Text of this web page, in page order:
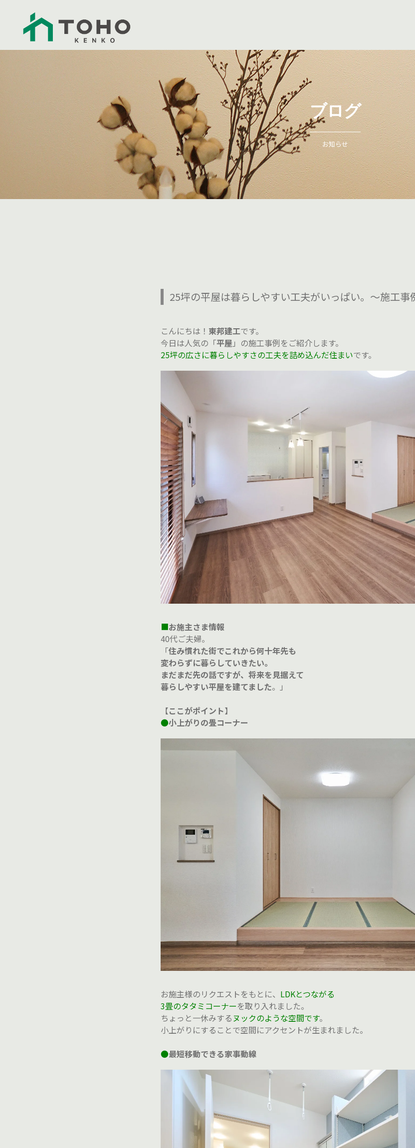
ブログ
お知らせ
25坪の平屋は暮らしやすい工夫がいっぱい。～施工事
こんにちは！ 東邦建工です。
今日は人気の「平屋 」の施工事例をご紹介します。
25坪の広さに暮らしやすさの工夫を詰め込んだ住まいです。
■お施主さま情報
40代ご夫婦。
「住み慣れた街でこれから何十年先も
変わらずに暮らしていきたい。
まだまだ先の話ですが、将来を見据えて
暮らしやすい平屋を建てました。」
【ここがポイント】
●小上がりの畳コーナー
お施主様のリクエストをもとに、 LDKとつながる
3畳のタタミコーナーを取り入れました。
ちょっと一休みするヌックのような空間です。
小上がりにすることで空間にアクセントが生まれました。
●最短移動できる家事動線